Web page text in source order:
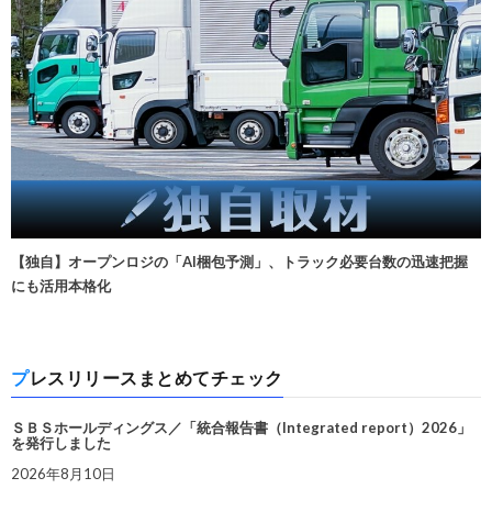
【独自】オープンロジの「AI梱包予測」、トラック必要台数の迅速把握
にも活用本格化
プレスリリースまとめてチェック
ＳＢＳホールディングス／「統合報告書（Integrated report）2026」
を発行しました
2026年8月10日